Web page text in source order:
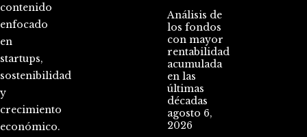
contenido
enfocado
en
startups,
sostenibilidad
y
crecimiento
económico.
Análisis de
los fondos
con mayor
rentabilidad
acumulada
en las
últimas
décadas
agosto 6,
2026